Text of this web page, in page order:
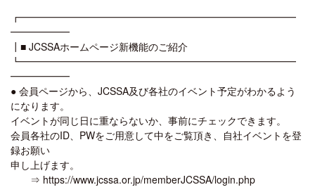
┏━━━━━━━━━━━━━━━━━━━━━━━━━━━━
━━━━━━
┃■ JCSSAホームページ新機能のご紹介
┗━━━━━━━━━━━━━━━━━━━━━━━━━━━━
━━━━━━
● 会員ページから、JCSSA及び各社のイベント予定がわかるよう
になります。
イベントが同じ日に重ならないか、事前にチェックできます。
会員各社のID、PWをご用意して中をご覧頂き、自社イベントを登
録お願い
申し上げます。
⇒ https://www.jcssa.or.jp/memberJCSSA/login.php